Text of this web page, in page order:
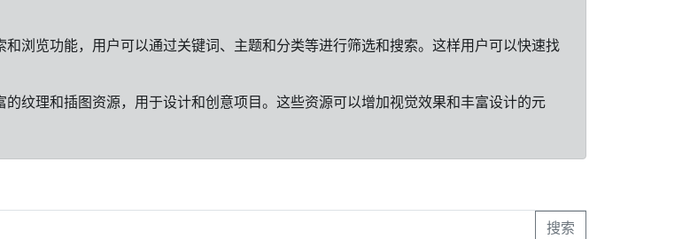
浏览功能，用户可以通过关键词、主题和分类等进行筛选和搜索。这样用户可以快速找
纹理和插图资源，用于设计和创意项目。这些资源可以增加视觉效果和丰富设计的元
搜索